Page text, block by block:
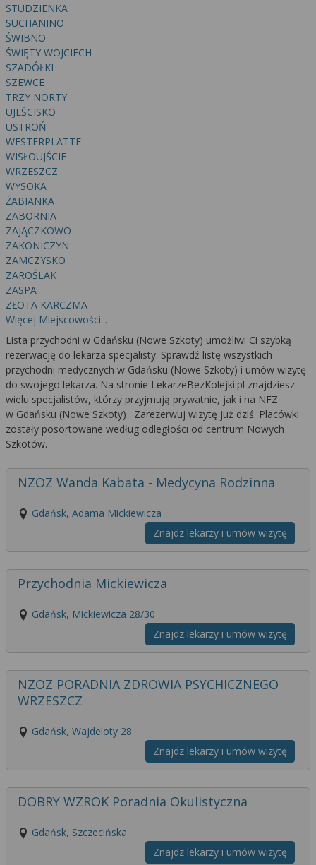
STUDZIENKA
SUCHANINO
ŚWIBNO
ŚWIĘTY WOJCIECH
SZADÓŁKI
SZEWCE
TRZY NORTY
UJEŚCISKO
USTROŃ
WESTERPLATTE
WISŁOUJŚCIE
WRZESZCZ
WYSOKA
ŻABIANKA
ZABORNIA
ZAJĄCZKOWO
ZAKONICZYN
ZAMCZYSKO
ZAROŚLAK
ZASPA
ZŁOTA KARCZMA
Więcej Miejscowości...
Lista przychodni w Gdańsku (Nowe Szkoty) umożliwi Ci szybką
rezerwację do lekarza specjalisty. Sprawdź listę wszystkich
przychodni medycznych w Gdańsku (Nowe Szkoty) i umów wizytę
do swojego lekarza. Na stronie LekarzeBezKolejki.pl znajdziesz
wielu specjalistów, którzy przyjmują prywatnie, jak i na NFZ
w Gdańsku (Nowe Szkoty) . Zarezerwuj wizytę już dziś. Placówki
zostały posortowane według odległości od centrum Nowych
Szkotów.
NZOZ Wanda Kabata - Medycyna Rodzinna
Gdańsk, Adama Mickiewicza
Znajdz lekarzy i umów wizytę
Przychodnia Mickiewicza
Gdańsk, Mickiewicza 28/30
Znajdz lekarzy i umów wizytę
NZOZ PORADNIA ZDROWIA PSYCHICZNEGO
WRZESZCZ
Gdańsk, Wajdeloty 28
Znajdz lekarzy i umów wizytę
DOBRY WZROK Poradnia Okulistyczna
Gdańsk, Szczecińska
Znajdz lekarzy i umów wizytę